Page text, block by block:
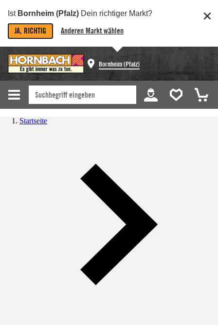
Ist Bornheim (Pfalz) Dein richtiger Markt?
JA, RICHTIG Anderen Markt wählen
Bornheim (Pfalz)
Startseite